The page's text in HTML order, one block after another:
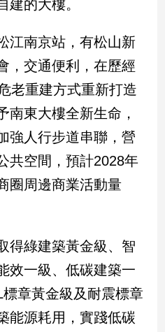
建的大樓。
江南京站，有松山新
，交通便利，在歷經
老重建方式重新打造
南東大樓全新生命，
強人行步道串聯，營
共空間，預計2028年
圈周邊商業活動量
得綠建築黃金級、智
效一級、低碳建築一
章黃金級及耐震標章
能源耗用，實踐低碳